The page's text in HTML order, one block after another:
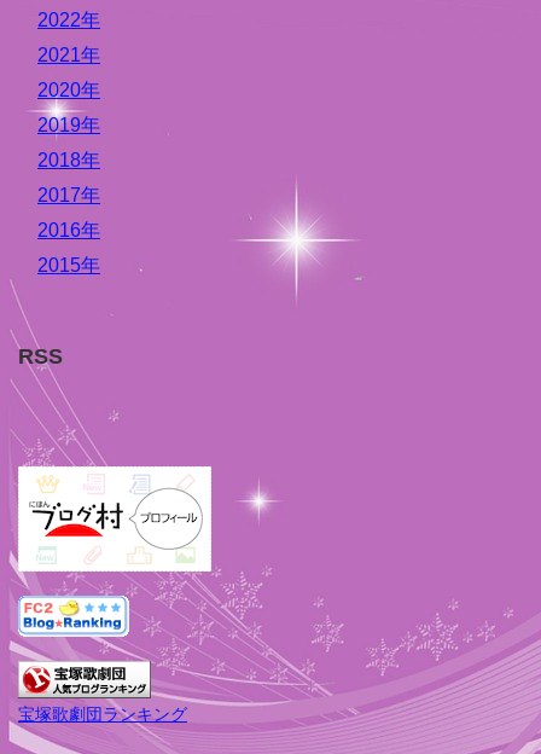
2022年
2021年
2020年
2019年
2018年
2017年
2016年
2015年
RSS
宝塚歌劇団ランキング